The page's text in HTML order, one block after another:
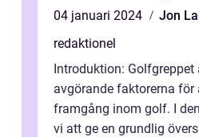
04 januari 2024
Jon
redaktionel
Introduktion: Golfgreppet
avgörande faktorerna för
framgång inom golf. I
vi att ge en grundlig